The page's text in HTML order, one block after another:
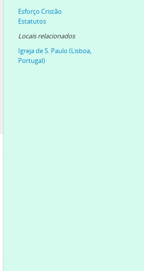
Esforço Cristão
Estatutos
Locais relacionados
Igreja de S. Paulo (Lisboa,
Portugal)